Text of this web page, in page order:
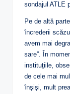
sondajul ATLE
Pe de altă
încrederii
avem mai
sare”. În
instituţiile,
de cele mai
înşişi, mult